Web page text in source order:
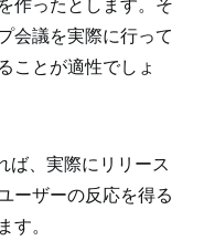
作ったとします。そ
会議を実際に行って
ことが適性でしょ
ば、実際にリリース
ーザーの反応を得る
す。